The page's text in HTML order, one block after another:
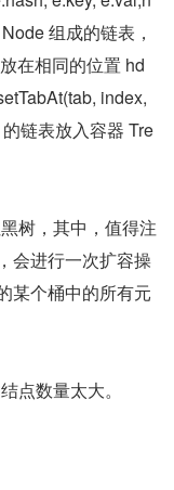
组成的链表，
在相同的位置 hd
index,
链表放入容器 Tre
树，其中，值得注
会进行一次扩容操
某个桶中的所有元
点数量太大。